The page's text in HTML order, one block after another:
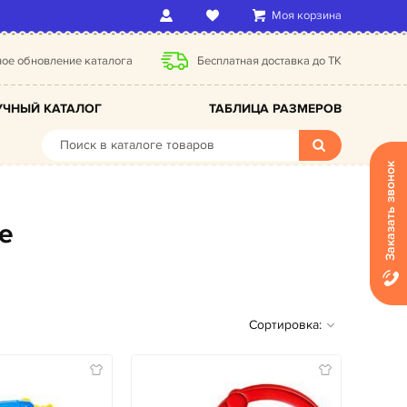
Моя корзина
обновление каталога Бесплатная доставка до ТК
КАТАЛОГ ТАБЛИЦА РАЗМЕРОВ
Сортировка:
Заказать звонок